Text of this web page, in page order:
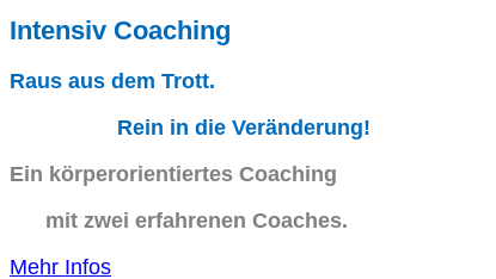
Intensiv Coaching
Raus aus dem Trott.
Rein in die Veränderung!
Ein körperorientiertes Coaching
mit zwei erfahrenen Coaches.
Mehr Infos